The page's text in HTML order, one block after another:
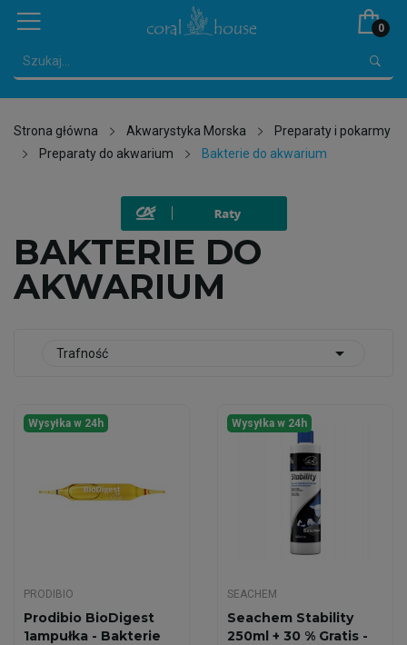
0
Strona główna Akwarystyka Morska
Preparaty i pokarmy
Preparaty do akwarium
Bakterie do akwarium
BAKTERIE DO
AKWARIUM
Trafność 
Wysyłka w 24h
PRODIBIO
Prodibio BioDigest
1ampułka - Bakterie
Wysyłka w 24h
SEACHEM
Seachem Stability
250ml + 30 % Gratis -